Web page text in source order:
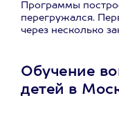
Программы
перегружался.
через несколько
Обучение
детей в